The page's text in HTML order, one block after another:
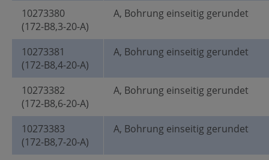
10273380
(172-B8,3-20-A)
A, Bohrung einseitig gerundet
10273381
(172-B8,4-20-A)
A, Bohrung einseitig gerundet
10273382
(172-B8,6-20-A)
A, Bohrung einseitig gerundet
10273383
(172-B8,7-20-A)
A, Bohrung einseitig gerundet